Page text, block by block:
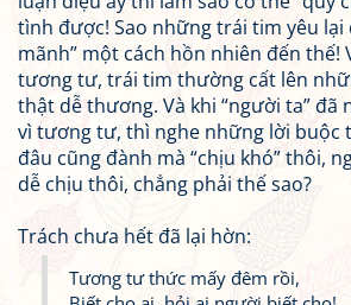
tình được! Sao những trái tim yêu lại
mãnh” một cách hồn nhiên đến thế!
tương tư, trái tim thường cất lên
thật dễ thương. Và khi “người ta” đã
vì tương tư, thì nghe những lời buộc
đâu cũng đành mà “chịu khó” thôi,
dễ chịu thôi, chẳng phải thế sao?
Trách chưa hết đã lại hờn:
Tương tư thức mấy đêm rồi,